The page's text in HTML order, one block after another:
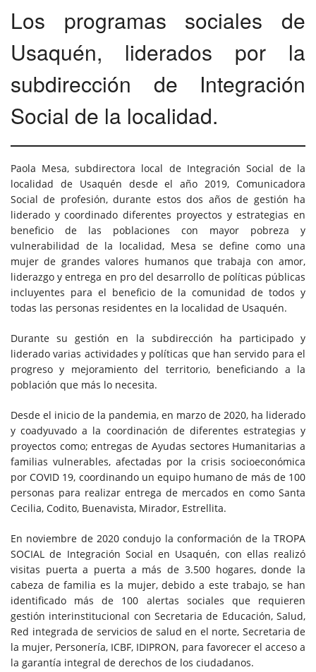
Los programas sociales de
Usaquén, liderados por la
subdirección de Integración
Social de la localidad.
Paola Mesa, subdirectora local de Integración Social de la
localidad de Usaquén desde el año 2019, Comunicadora
Social de profesión, durante estos dos años de gestión ha
liderado y coordinado diferentes proyectos y estrategias en
beneficio de las poblaciones con mayor pobreza y
vulnerabilidad de la localidad, Mesa se define como una
mujer de grandes valores humanos que trabaja con amor,
liderazgo y entrega en pro del desarrollo de políticas públicas
incluyentes para el beneficio de la comunidad de todos y
todas las personas residentes en la localidad de Usaquén.
Durante su gestión en la subdirección ha participado y
liderado varias actividades y políticas que han servido para el
progreso y mejoramiento del territorio, beneficiando a la
población que más lo necesita.
Desde el inicio de la pandemia, en marzo de 2020, ha liderado
y coadyuvado a la coordinación de diferentes estrategias y
proyectos como; entregas de Ayudas sectores Humanitarias a
familias vulnerables, afectadas por la crisis socioeconómica
por COVID 19, coordinando un equipo humano de más de 100
personas para realizar entrega de mercados en como Santa
Cecilia, Codito, Buenavista, Mirador, Estrellita.
En noviembre de 2020 condujo la conformación de la TROPA
SOCIAL de Integración Social en Usaquén, con ellas realizó
visitas puerta a puerta a más de 3.500 hogares, donde la
cabeza de familia es la mujer, debido a este trabajo, se han
identificado más de 100 alertas sociales que requieren
gestión interinstitucional con Secretaria de Educación, Salud,
Red integrada de servicios de salud en el norte, Secretaria de
la mujer, Personería, ICBF, IDIPRON, para favorecer el acceso a
la garantía integral de derechos de los ciudadanos.